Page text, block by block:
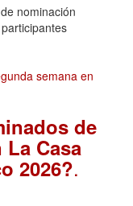
nominación
de
Casa
2026?.